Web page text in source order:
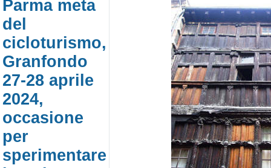
Parma meta
del
cicloturismo,
Granfondo
27-28 aprile
2024,
occasione
per
sperimentare